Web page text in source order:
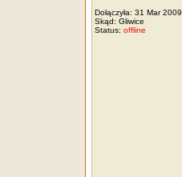
Dołączyła: 31 Mar 2009
Skąd: Gliwice
Status: offline